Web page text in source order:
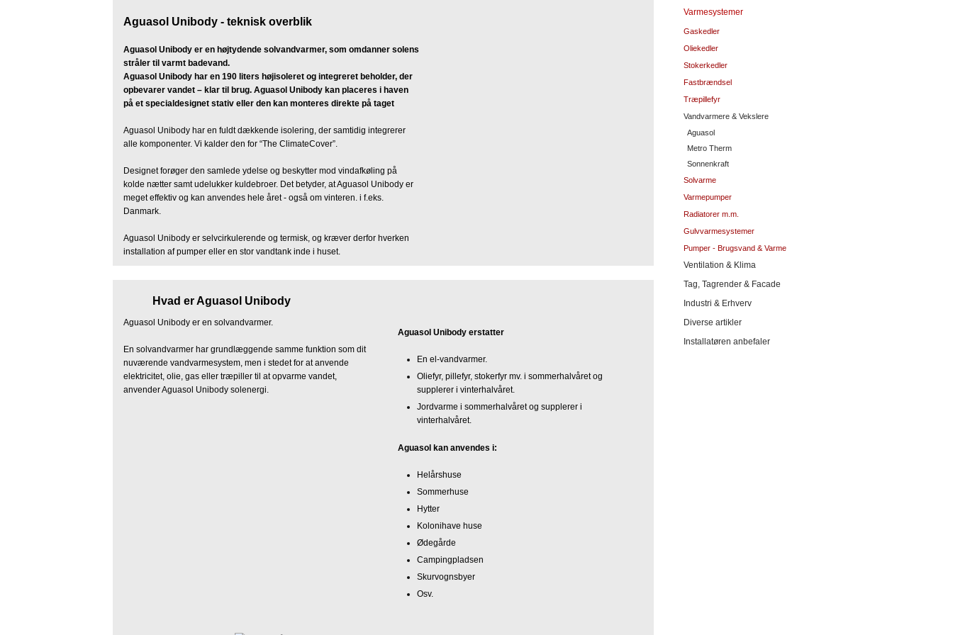
Aguasol Unibody - teknisk overblik
Aguasol Unibody er en højtydende solvandvarmer, som omdanner solens
stråler til varmt badevand.
Aguasol Unibody har en 190 liters højisoleret og integreret beholder, der
opbevarer vandet – klar til brug. Aguasol Unibody kan placeres i haven
på et specialdesignet stativ eller den kan monteres direkte på taget
Aguasol Unibody har en fuldt dækkende isolering, der samtidig integrerer
alle komponenter. Vi kalder den for “The ClimateCover”.
Designet forøger den samlede ydelse og beskytter mod vindafkøling på
kolde nætter samt udelukker kuldebroer. Det betyder, at Aguasol Unibody er
meget effektiv og kan anvendes hele året - også om vinteren. i f.eks.
Danmark.
Aguasol Unibody er selvcirkulerende og termisk, og kræver derfor hverken
installation af pumper eller en stor vandtank inde i huset.
Hvad er Aguasol Unibody
Aguasol Unibody er en solvandvarmer.
En solvandvarmer har grundlæggende samme funktion som dit
nuværende vandvarmesystem, men i stedet for at anvende
elektricitet, olie, gas eller træpiller til at opvarme vandet,
anvender Aguasol Unibody solenergi.
Aguasol Unibody erstatter
En el-vandvarmer.
Oliefyr, pillefyr, stokerfyr mv. i sommerhalvåret og
supplerer i vinterhalvåret.
Jordvarme i sommerhalvåret og supplerer i
vinterhalvåret.
Aguasol kan anvendes i:
Helårshuse
Sommerhuse
Hytter
Kolonihave huse
Ødegårde
Campingpladsen
Skurvognsbyer
Osv.
Varmesystemer
Gaskedler
Oliekedler
Stokerkedler
Fastbrændsel
Træpillefyr
Vandvarmere & Vekslere
Aguasol
Metro Therm
Sonnenkraft
Solvarme
Varmepumper
Radiatorer m.m.
Gulvvarmesystemer
Pumper - Brugsvand & Varme
Ventilation & Klima
Tag, Tagrender & Facade
Industri & Erhverv
Diverse artikler
Installatøren anbefaler